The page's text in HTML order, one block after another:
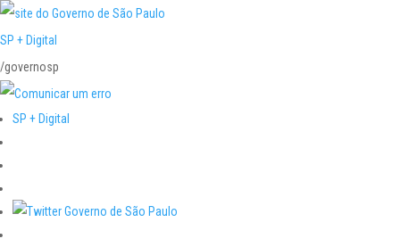
SP + Digital
/governosp
SP + Digital